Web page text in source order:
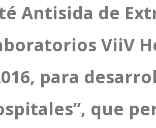
Antisida de
ViiV
para
que